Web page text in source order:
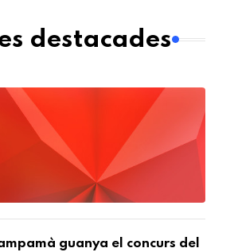
destacades
guanya el concurs del